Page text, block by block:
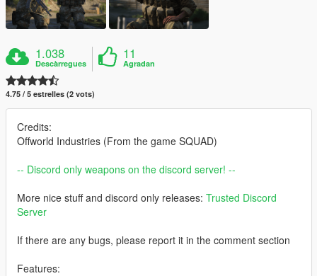
1.038
Descàrregues
11
Agradan
4.75 / 5 estrelles (2 vots)
Credits:
Offworld Industries (From the game SQUAD)
-- Discord only weapons on the discord server! --
More nice stuff and discord only releases: Trusted Discord
Server
If there are any bugs, please report it in the comment section
Features: